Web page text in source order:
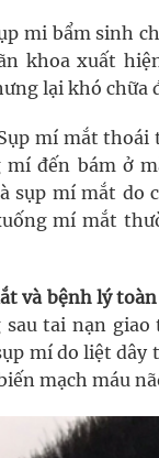
mi bẩm sinh
khoa xuất
lại khó
mí mắt thoái
mí đến bám ở
sụp mí mắt do
mí mắt
và bệnh lý
tai nạn
mí do liệt
mạch máu